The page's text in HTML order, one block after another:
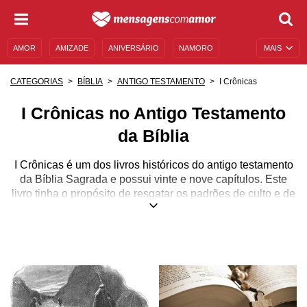
MAIS
AMOR AMIZADE ANIVERSÁRIO NAMORO
CATEGORIAS BÍBLIA ANTIGO TESTAMENTO I Crônicas
I Crônicas no Antigo Testamento
da Bíblia
I Crônicas é um dos livros históricos do antigo testamento
da Bíblia Sagrada e possui vinte e nove capítulos. Este
livro tinha o propósito de resgatar os padrões de culto e de
adoração a Deus no período após o cativeiro babilônico.
Os capítulos que seguem narram a história do reinado de
David. Ainda não há nada certo sobre quem seria o autor